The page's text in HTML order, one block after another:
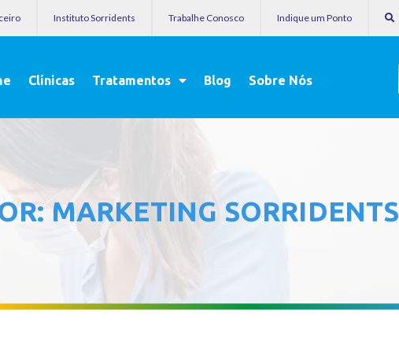
Instituto Sorridents Trabalhe Conosco Indique um Ponto
Clínicas Tratamentos Blog Sobre Nós
MARKETING SORRIDENTS